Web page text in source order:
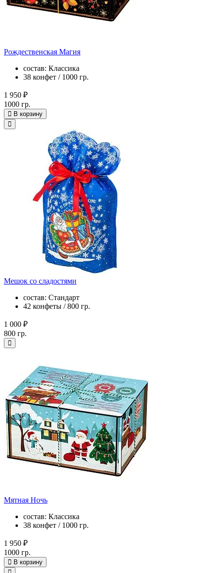
Рождественская Магия
состав: Классика
38 конфет / 1000 гр.
1 950 ₽
1000 гр.
В корзину
Мешок со сладостями
состав: Стандарт
42 конфеты / 800 гр.
1 000 ₽
800 гр.
Мятная Ночь
состав: Классика
38 конфет / 1000 гр.
1 950 ₽
1000 гр.
В корзину